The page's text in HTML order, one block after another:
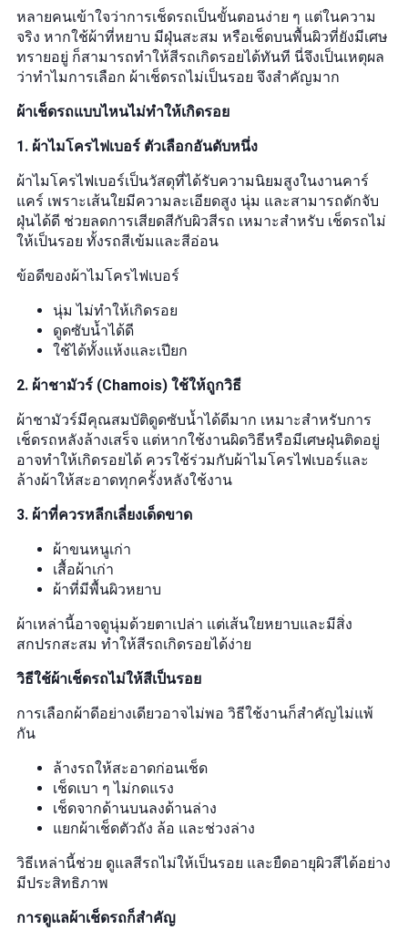
หลายคนเข้าใจว่าการเช็ดรถเป็นขั้นตอนง่าย ๆ แต่ในความ
จริง หากใช้ผ้าที่หยาบ มีฝุ่นสะสม หรือเช็ดบนพื้นผิวที่ยังมีเศษ
ทรายอยู่ ก็สามารถทำให้สีรถเกิดรอยได้ทันที นี่จึงเป็นเหตุผล
ว่าทำไมการเลือก ผ้าเช็ดรถไม่เป็นรอย จึงสำคัญมาก
ผ้าเช็ดรถแบบไหนไม่ทำให้เกิดรอย
1. ผ้าไมโครไฟเบอร์ ตัวเลือกอันดับหนึ่ง
ผ้าไมโครไฟเบอร์เป็นวัสดุที่ได้รับความนิยมสูงในงานคาร์
แคร์ เพราะเส้นใยมีความละเอียดสูง นุ่ม และสามารถดักจับ
ฝุ่นได้ดี ช่วยลดการเสียดสีกับผิวสีรถ เหมาะสำหรับ เช็ดรถไม่
ให้เป็นรอย ทั้งรถสีเข้มและสีอ่อน
ข้อดีของผ้าไมโครไฟเบอร์
นุ่ม ไม่ทำให้เกิดรอย
ดูดซับน้ำได้ดี
ใช้ได้ทั้งแห้งและเปียก
2. ผ้าชามัวร์ (Chamois) ใช้ให้ถูกวิธี
ผ้าชามัวร์มีคุณสมบัติดูดซับน้ำได้ดีมาก เหมาะสำหรับการ
เช็ดรถหลังล้างเสร็จ แต่หากใช้งานผิดวิธีหรือมีเศษฝุ่นติดอยู่
อาจทำให้เกิดรอยได้ ควรใช้ร่วมกับผ้าไมโครไฟเบอร์และ
ล้างผ้าให้สะอาดทุกครั้งหลังใช้งาน
3. ผ้าที่ควรหลีกเลี่ยงเด็ดขาด
ผ้าขนหนูเก่า
เสื้อผ้าเก่า
ผ้าที่มีพื้นผิวหยาบ
ผ้าเหล่านี้อาจดูนุ่มด้วยตาเปล่า แต่เส้นใยหยาบและมีสิ่ง
สกปรกสะสม ทำให้สีรถเกิดรอยได้ง่าย
วิธีใช้ผ้าเช็ดรถไม่ให้สีเป็นรอย
การเลือกผ้าดีอย่างเดียวอาจไม่พอ วิธีใช้งานก็สำคัญไม่แพ้
กัน
ล้างรถให้สะอาดก่อนเช็ด
เช็ดเบา ๆ ไม่กดแรง
เช็ดจากด้านบนลงด้านล่าง
แยกผ้าเช็ดตัวถัง ล้อ และช่วงล่าง
วิธีเหล่านี้ช่วย ดูแลสีรถไม่ให้เป็นรอย และยืดอายุผิวสีได้อย่าง
มีประสิทธิภาพ
การดูแลผ้าเช็ดรถก็สำคัญ